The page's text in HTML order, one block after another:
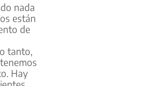
nada
están
de
tanto,
Hay